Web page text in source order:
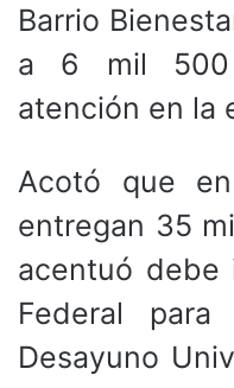
Barrio
a 6 mil 500
atención en la
Acotó que
entregan 35
acentuó debe
Federal
Desayuno